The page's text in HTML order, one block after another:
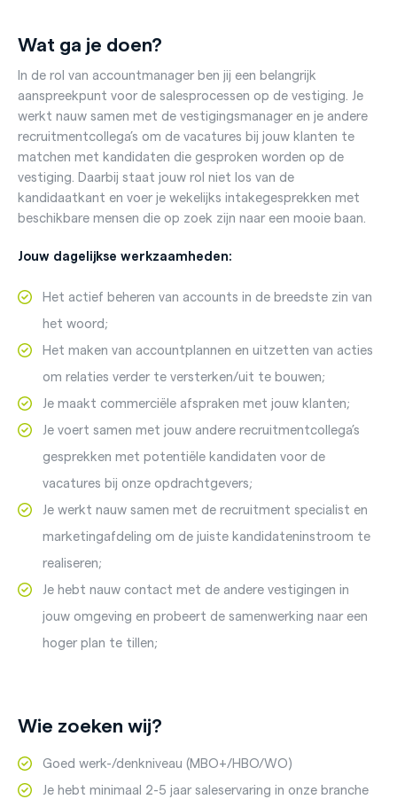
Wat ga je doen?
In de rol van accountmanager ben jij een belangrijk
aanspreekpunt voor de salesprocessen op de vestiging. Je
werkt nauw samen met de vestigingsmanager en je andere
recruitmentcollega’s om de vacatures bij jouw klanten te
matchen met kandidaten die gesproken worden op de
vestiging. Daarbij staat jouw rol niet los van de
kandidaatkant en voer je wekelijks intakegesprekken met
beschikbare mensen die op zoek zijn naar een mooie baan.
Jouw dagelijkse werkzaamheden:
Het actief beheren van accounts in de breedste zin van
het woord;
Het maken van accountplannen en uitzetten van acties
om relaties verder te versterken/uit te bouwen;
Je maakt commerciële afspraken met jouw klanten;
Je voert samen met jouw andere recruitmentcollega’s
gesprekken met potentiële kandidaten voor de
vacatures bij onze opdrachtgevers;
Je werkt nauw samen met de recruitment specialist en
marketingafdeling om de juiste kandidateninstroom te
realiseren;
Je hebt nauw contact met de andere vestigingen in
jouw omgeving en probeert de samenwerking naar een
hoger plan te tillen;
Wie zoeken wij?
Goed werk-/denkniveau (MBO+/HBO/WO)
Je hebt minimaal 2-5 jaar saleservaring in onze branche